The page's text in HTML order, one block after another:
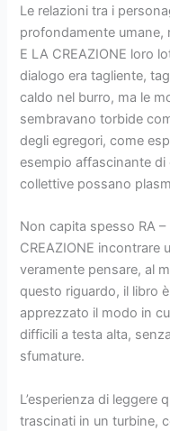
Le relazioni tra i
profondamente umane,
E LA CREAZIONE loro
dialogo era tagliente,
caldo nel burro, ma le
sembravano torbide
degli egregori, come
esempio affascinante di
collettive possano
Non capita spesso RA –
CREAZIONE incontrare
veramente pensare, al
questo riguardo, il libro
apprezzato il modo in
difficili a testa alta,
sfumature.
L’esperienza di leggere
trascinati in un turbine,